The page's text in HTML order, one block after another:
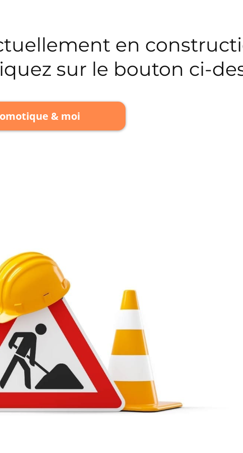
en
sur le bouton ci-
& moi